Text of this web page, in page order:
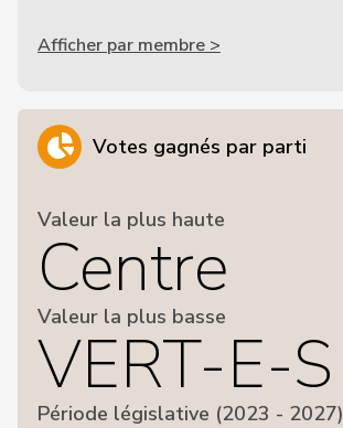
Afficher par membre >
Votes gagnés par parti
Valeur la plus haute
Centre
Valeur la plus basse
VERT-E-S
Période législative (2023 - 2027)